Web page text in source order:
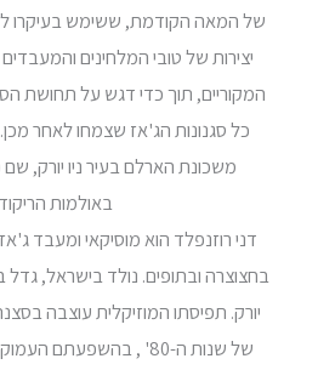
של המאה הקודמת, ששימש בעיקרו
יצירות של טובי המלחינים
המקוריים, תוך כדי דגש על תחושת
כל סגנונות הג'אז שצמחו לאחר
משכונת הארלם בעיר ניו יורק, שם
באולמות
דני רוזנפלד הוא מוסיקאי ומעבד
בחצוצרה ובתופים. נולד בישראל, גדל
יורק. תפיסתו המוזיקלית עוצבה
של שנות ה-80' , בהשפעתם